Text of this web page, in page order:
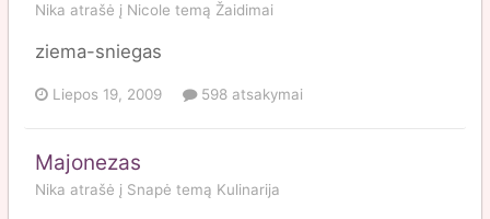
Nika atrašė į Nicole temą Žaidimai
ziema-sniegas
Liepos 19, 2009 598 atsakymai
Majonezas
Nika atrašė į Snapė temą Kulinarija